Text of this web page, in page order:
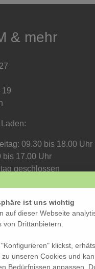
& mehr
19
09.30 bis 18.00 Uhr
bis 17.00 Uhr
geschlossen
ist uns wichtig
auf dieser Webseite
von Drittanbietern.
klickst,
unseren Cookies und
Bedürfnissen anpassen.